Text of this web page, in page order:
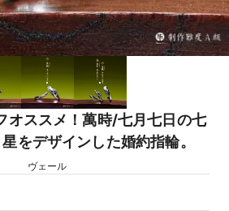
オススメ！萬時/七月七日の七
をデザインした婚約指輪。
ヴェール